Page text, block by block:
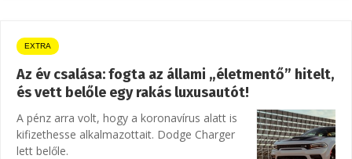
EXTRA
Az év csalása: fogta az állami „életmentő” hitelt,
és vett belőle egy rakás luxusautót!
A pénz arra volt, hogy a koronavírus alatt is
kifizethesse alkalmazottait. Dodge Charger
lett belőle.